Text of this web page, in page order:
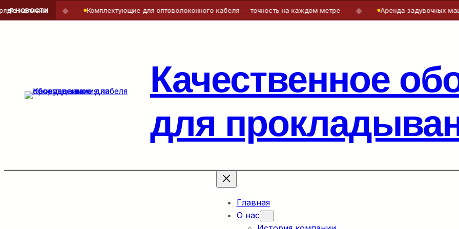
Качественное
для
Главная
О нас
📢 НОВОСТИ
◆ Комплектующие для оптоволоконного кабеля — точность на каждом метре ◆ Аренда задувочных машин и